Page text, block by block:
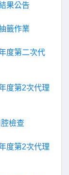
果公告
籤作業
度第二次代
度第2次代理
檢查
度第2次代理